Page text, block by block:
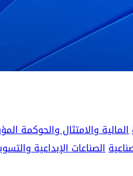
المالية والامتثال والحوكمة
الصناعات الإبداعية